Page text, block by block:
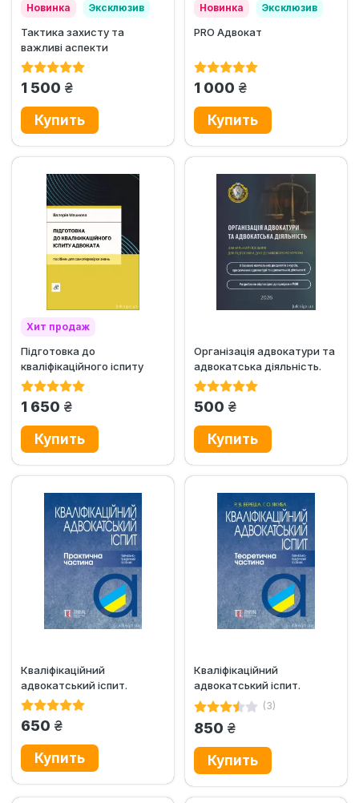
Новинка Эксклюзив
Тактика захисту та
важливі аспекти
адвокатської діяльності в...
1 500 грн.
Новинка Эксклюзив
PRO Адвокат
1 000 грн.
Хит продаж
Эксклюзив
Підготовка до
кваліфікаційного іспиту
адвоката. Посібник для...
1 650 грн.
Організація адвокатури та
адвокатська діяльність.
Навчальний посібник...
500 грн.
Кваліфікаційний
адвокатський іспит.
Практична частина
650 грн.
Кваліфікаційний
адвокатський іспит.
Теоретична частина
(3)
850 грн.